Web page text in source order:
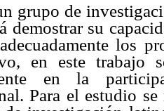
grupo de
demostrar su
los
en este trabajo
en la
Para el estudio